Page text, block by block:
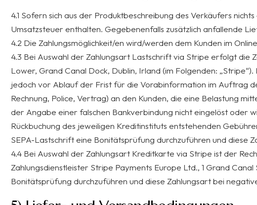
4.1 Sofern sich aus der Produktbeschreibung des Verkäufers
Umsatzsteuer enthalten. Gegebenenfalls zusätzlich anfallende
4.2 Die Zahlungsmöglichkeit/en wird/werden dem Kunden im
4.3 Bei Auswahl der Zahlungsart Lastschrift via Stripe erfolgt die
Lower, Grand Canal Dock, Dublin, Irland (im Folgenden:
jedoch vor Ablauf der Frist für die Vorabinformation im Auftrag
Rechnung, Police, Vertrag) an den Kunden, die eine Belastung
der Angabe einer falschen Bankverbindung nicht eingelöst oder
Rückbuchung des jeweiligen Kreditinstituts entstehenden
SEPA-Lastschrift eine Bonitätsprüfung durchzuführen und diese
4.4 Bei Auswahl der Zahlungsart Kreditkarte via Stripe ist der
Zahlungsdienstleister Stripe Payments Europe Ltd., 1 Grand
Bonitätsprüfung durchzuführen und diese Zahlungsart bei